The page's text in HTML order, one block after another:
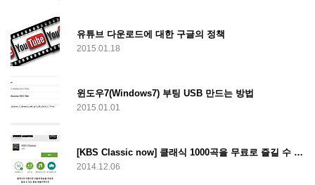
유튜브 다운로드에 대한 구글의 정책
2015.01.18
윈도우7(Windows7) 부팅 USB 만드는 방법
2015.01.01
[KBS Classic now] 클래식 1000곡을 무료로 즐길 수 있는 무료 어플, KBS Classic now
2014.12.06